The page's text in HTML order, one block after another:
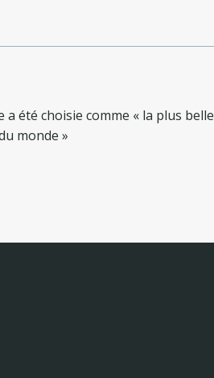
a été choisie comme « la plus belle
monde »